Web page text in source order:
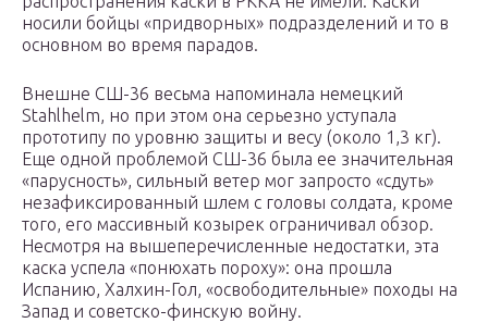
носили бойцы «придворных» подразделений и то в
основном во время парадов.
Внешне СШ-36 весьма напоминала немецкий
Stahlhelm, но при этом она серьезно уступала
прототипу по уровню защиты и весу (около 1,3 кг).
Еще одной проблемой СШ-36 была ее значительная
«парусность», сильный ветер мог запросто «сдуть»
незафиксированный шлем с головы солдата, кроме
того, его массивный козырек ограничивал обзор.
Несмотря на вышеперечисленные недостатки, эта
каска успела «понюхать пороху»: она прошла
Испанию, Халхин-Гол, «освободительные» походы на
Запад и советско-финскую войну.